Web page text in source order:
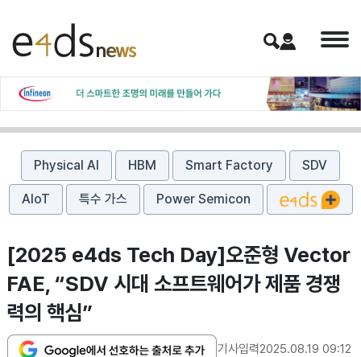
Physical AI HBM Smart Factory SDV
AIoT 특수 가스 Power Semicon
[2025 e4ds Tech Day]오준형 Vector
FAE, “SDV 시대 소프트웨어가 제품 경쟁
력의 핵심”
기사입력2025.08.19 09:12